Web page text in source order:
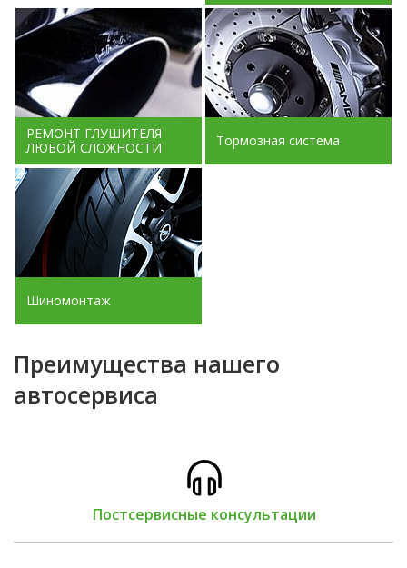
РЕМОНТ ГЛУШИТЕЛЯ
ЛЮБОЙ СЛОЖНОСТИ
Тормозная система
Шиномонтаж
Преимущества нашего
автосервиса
Постсервисные консультации